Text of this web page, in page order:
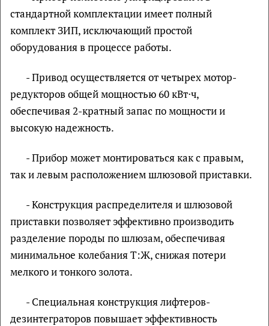
стандартной комплектации имеет полный
комплект ЗИП, исключающий простой
оборудования в процессе работы.
- Привод осуществляется от четырех мотор-
редукторов общей мощностью 60 кВт⋅ч,
обеспечивая 2-кратный запас по мощности и
высокую надежность.
- Прибор может монтироваться как с правым,
так и левым расположением шлюзовой приставки.
- Конструкция распределителя и шлюзовой
приставки позволяет эффективно производить
разделение породы по шлюзам, обеспечивая
минимальное колебания Т:Ж, снижая потери
мелкого и тонкого золота.
- Специальная конструкция лифтеров-
дезинтеграторов повышает эффективность